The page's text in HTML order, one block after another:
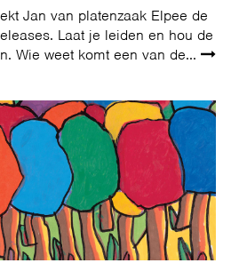
Jan van platenzaak Elpee de
Laat je leiden en hou de
Wie weet komt een van de...